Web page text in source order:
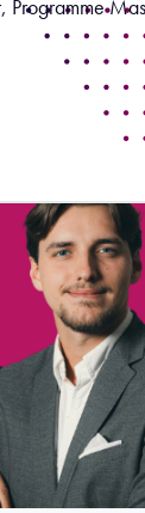
Programme